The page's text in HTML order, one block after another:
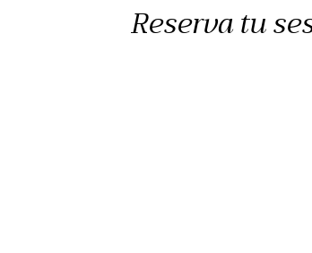
Reserva tu